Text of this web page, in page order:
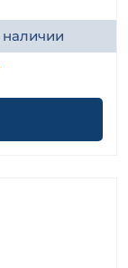
наличии